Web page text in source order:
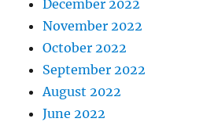
December 2022
November 2022
October 2022
September 2022
August 2022
June 2022